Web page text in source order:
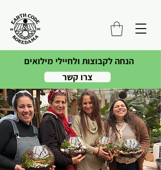
הנחה לקבוצות ולחיילי מילואים
צרו קשר